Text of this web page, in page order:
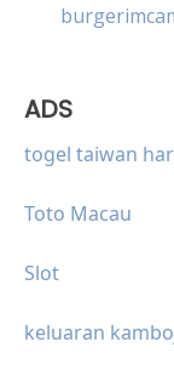
ADS
togel taiwan
Toto Macau
Slot
keluaran